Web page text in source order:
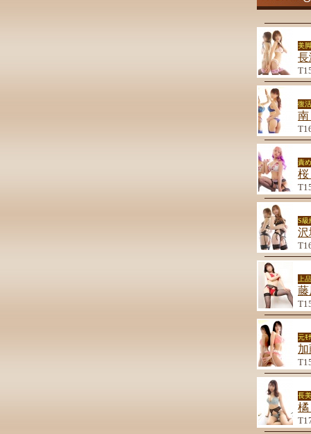
美
長
復
南
責
桜
S級
沢
上
藤
元ﾓ
長
橘